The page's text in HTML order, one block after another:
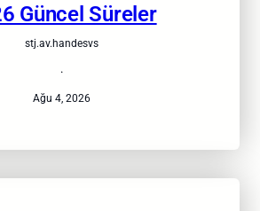
Güncel Süreler
stj.av.handesvs
·
Ağu 4, 2026